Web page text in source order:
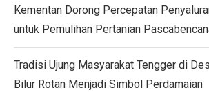
Kementan Dorong Percepatan
untuk Pemulihan Pertanian
Tradisi Ujung Masyarakat Tengger di
Bilur Rotan Menjadi Simbol Perdamaian